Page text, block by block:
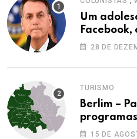
Um
28 DE
TURISMO
Berlim –
Ocidental
15 DE